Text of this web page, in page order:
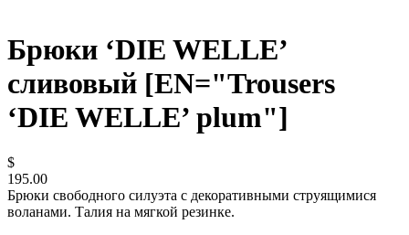
Брюки ‘DIE WELLE’
сливовый [EN="Trousers
‘DIE WELLE’ plum"]
$
195.00
Брюки свободного силуэта с декоративными струящимися
воланами. Талия на мягкой резинке.